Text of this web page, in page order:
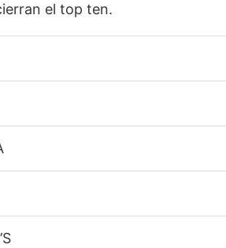
el top ten.